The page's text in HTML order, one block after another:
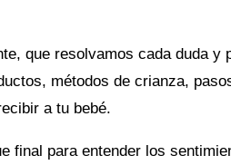
que resolvamos cada duda y
métodos de crianza,
a tu bebé.
final para entender los